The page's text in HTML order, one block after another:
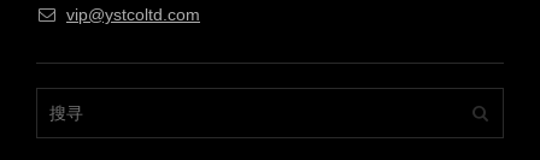
vip@ystcoltd.com